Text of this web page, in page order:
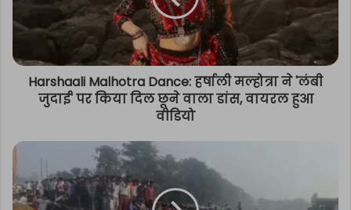
Harshaali Malhotra Dance: हर्षाली मल्होत्रा ने 'लंबी
जुदाई' पर किया दिल छूने वाला डांस, वायरल हुआ
वीडियो